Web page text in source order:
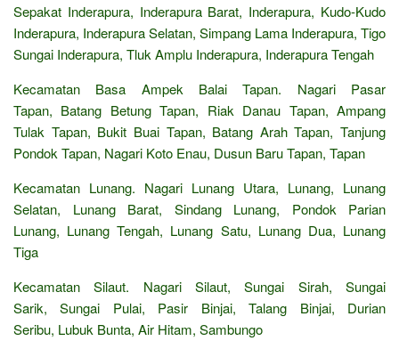
Sepakat Inderapura, Inderapura Barat, Inderapura, Kudo-Kudo
Inderapura, Inderapura Selatan, Simpang Lama Inderapura, Tigo
Sungai Inderapura, Tluk Amplu Inderapura, Inderapura Tengah
Kecamatan Basa Ampek Balai Tapan. Nagari Pasar
Tapan, Batang Betung Tapan, Riak Danau Tapan, Ampang
Tulak Tapan, Bukit Buai Tapan, Batang Arah Tapan, Tanjung
Pondok Tapan, Nagari Koto Enau, Dusun Baru Tapan, Tapan
Kecamatan Lunang. Nagari Lunang Utara, Lunang, Lunang
Selatan, Lunang Barat, Sindang Lunang, Pondok Parian
Lunang, Lunang Tengah, Lunang Satu, Lunang Dua, Lunang
Tiga
Kecamatan Silaut. Nagari Silaut, Sungai Sirah, Sungai
Sarik, Sungai Pulai, Pasir Binjai, Talang Binjai, Durian
Seribu, Lubuk Bunta, Air Hitam, Sambungo